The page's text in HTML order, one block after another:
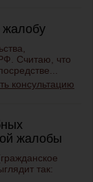
жалобу
Считаю, что
консультацию
жалобы
так: